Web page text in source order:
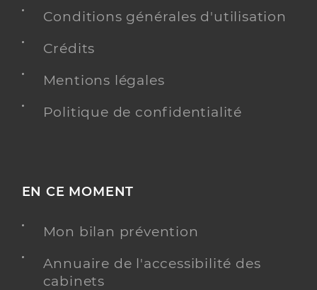
Conditions générales d'utilisation
Crédits
Mentions légales
Politique de confidentialité
EN CE MOMENT
Mon bilan prévention
Annuaire de l'accessibilité des
cabinets